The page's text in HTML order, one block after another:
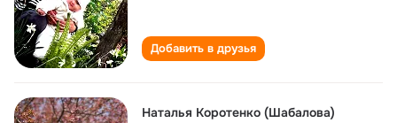
Добавить в друзья
Наталья Коротенко (Шабалова)